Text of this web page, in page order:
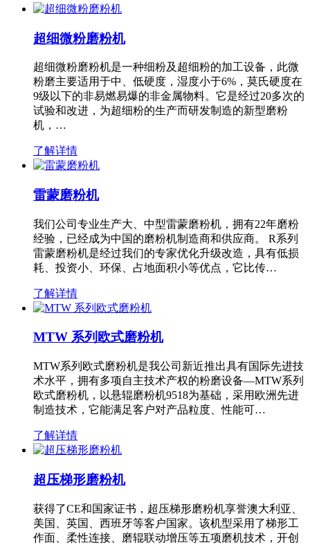
超细微粉磨粉机
超细微粉磨粉机是一种细粉及超细粉的加工设备，此微
粉磨主要适用于中、低硬度，湿度小于6%，莫氏硬度在
9级以下的非易燃易爆的非金属物料。它是经过20多次的
试验和改进，为超细粉的生产而研发制造的新型磨粉
机，…
了解详情
雷蒙磨粉机
我们公司专业生产大、中型雷蒙磨粉机，拥有22年磨粉
经验，已经成为中国的磨粉机制造商和供应商。 R系列
雷蒙磨粉机是经过我们的专家优化升级改造，具有低损
耗、投资小、环保、占地面积小等优点，它比传…
了解详情
MTW 系列欧式磨粉机
MTW系列欧式磨粉机是我公司新近推出具有国际先进技
术水平，拥有多项自主技术产权的粉磨设备—MTW系列
欧式磨粉机，以悬辊磨粉机9518为基础，采用欧洲先进
制造技术，它能满足客户对产品粒度、性能可…
了解详情
超压梯形磨粉机
获得了CE和国家证书，超压梯形磨粉机享誉澳大利亚、
美国、英国、西班牙等客户国家。该机型采用了梯形工
作面、柔性连接、磨辊联动增压等五项磨机技术，开创